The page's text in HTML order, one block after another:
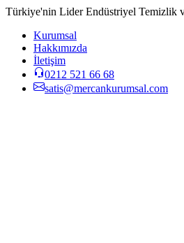
Türkiye'nin Lider Endüstriyel Temizlik
Kurumsal
Hakkımızda
İletişim
0212 521 66 68
satis@mercankurumsal.com